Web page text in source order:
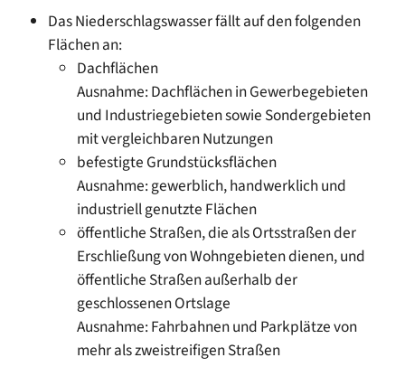
Das Niederschlagswasser fällt auf den folgenden
Flächen an:
Dachflächen
Ausnahme: Dachflächen inGewerbegebieten
und Industriegebieten sowie Sondergebieten
mit vergleichbaren Nutzungen
befestigte Grundstücksflächen
Ausnahme: gewerblich, handwerklich und
industriell genutzte Flächen
öffentliche Straßen, die als Ortsstraßen der
Erschließung von Wohngebieten dienen, und
öffentliche Straßen außerhalb der
geschlossenen Ortslage
Ausnahme: Fahrbahnen und Parkplätze von
mehr als zweistreifigen Straßen